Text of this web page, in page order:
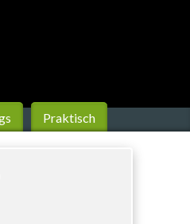
Praktisch